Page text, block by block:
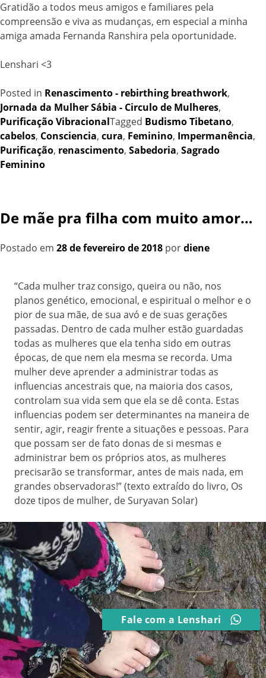
Gratidão a todos meus amigos e familiares pela
compreensão e viva as mudanças, em especial a minha
amiga amada Fernanda Ranshira pela oportunidade.
Lenshari <3
Posted in Renascimento - rebirthing breathwork,
Jornada da Mulher Sábia - Circulo de Mulheres,
Purificação VibracionalTagged Budismo Tibetano,
cabelos, Consciencia, cura, Feminino, Impermanência,
Purificação, renascimento, Sabedoria, Sagrado
Feminino
De mãe pra filha com muito amor…
Postado em 28 de fevereiro de 2018 pordiene
“Cada mulher traz consigo, queira ou não, nos
planos genético, emocional, e espiritual o melhor e o
pior de sua mãe, de sua avó e de suas gerações
passadas. Dentro de cada mulher estão guardadas
todas as mulheres que ela tenha sido em outras
épocas, de que nem ela mesma se recorda. Uma
mulher deve aprender a administrar todas as
influencias ancestrais que, na maioria dos casos,
controlam sua vida sem que ela se dê conta. Estas
influencias podem ser determinantes na maneira de
sentir, agir, reagir frente a situações e pessoas. Para
que possam ser de fato donas de si mesmas e
administrar bem os próprios atos, as mulheres
precisarão se transformar, antes de mais nada, em
grandes observadoras!” (texto extraído do livro, Os
doze tipos de mulher, de Suryavan Solar)
Fale com a Lenshari